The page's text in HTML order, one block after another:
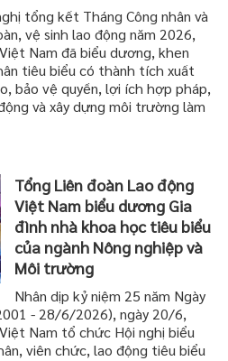
tổng kết Tháng Công nhân và
vệ sinh lao động năm 2026,
Nam đã biểu dương, khen
tiêu biểu có thành tích xuất
bảo vệ quyền, lợi ích hợp pháp,
và xây dựng môi trường làm
Tổng Liên đoàn Lao động
Việt Nam biểu dương Gia
đình nhà khoa học tiêu biểu
của ngành Nông nghiệp và
Môi trường
Nhân dịp kỷ niệm 25 năm Ngày
- 28/6/2026), ngày 20/6,
Nam tổ chức Hội nghị biểu
viên chức, lao động tiêu biểu